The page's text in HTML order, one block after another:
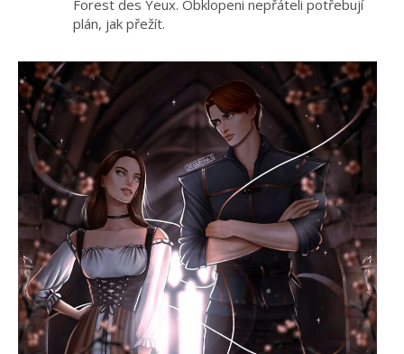
Forest des Yeux. Obklopeni nepřáteli potřebují
plán, jak přežít.